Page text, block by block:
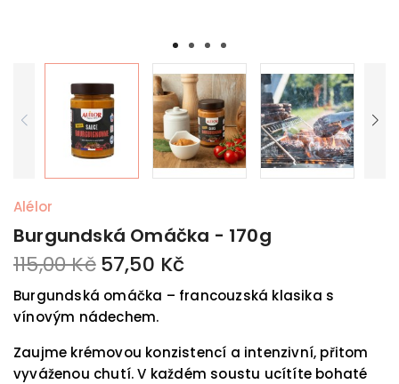
Alélor
Burgundská Omáčka - 170g
115,00 Kč57,50 Kč
Burgundská omáčka – francouzská klasika s
vínovým nádechem.
Zaujme krémovou konzistencí a intenzivní, přitom
vyváženou chutí. V každém soustu ucítíte bohaté